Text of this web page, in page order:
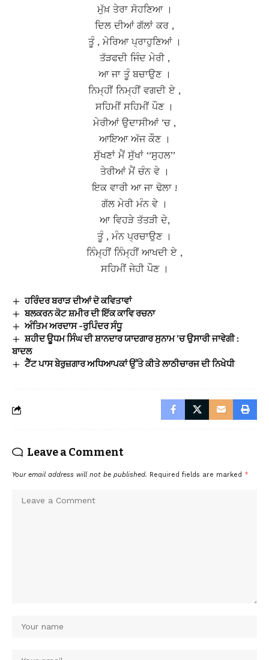
ਮੁੱਖ਼ ਤੇਰਾ ਸੋਹਣਿਆ ।
ਦਿਲ ਦੀਆਂ ਗੱਲਾਂ ਕਰ ,
ਤੂੰ , ਮੇਰਿਆ ਪ੍ਰਾਹੁਣਿਆਂ ।
ਤੱੜਫਦੀ ਜਿੰਦ ਮੇਰੀ ,
ਆ ਜਾ ਤੂੰ ਬਚਾਉਣ ।
ਨਿਮ੍ਹੀਂ ਨਿਮ੍ਹੀਂ ਵਗਦੀ ਏ ,
ਸਹਿਮੀਂ ਸਹਿਮੀਂ ਪੌਣ ।
ਮੇਰੀਆਂ ਉਦਾਸੀਆਂ ’ਚ ,
ਆਇਆ ਅੱਜ ਕੌਣ ।
ਸੁੱਖਣਾਂ ਮੈਂ ਸੁੱਖਾਂ ‘‘ਸੁਹਲ’’
ਤੇਰੀਆਂ ਮੈਂ ਚੰਨ ਵੇ ।
ਇਕ ਵਾਰੀ ਆ ਜਾ ਢੋਲਾ !
ਗੱਲ ਮੇਰੀ ਮੰਨ ਵੇ ।
ਆ ਵਿਹੜੇ ਤੱਤੜੀ ਦੇ,
ਤੂੰ , ਮੰਨ ਪ੍ਰਚਾਉਣ ।
ਨਿੰਮ੍ਹੀਂ ਨਿੰਮ੍ਹੀਂ ਆਖਦੀ ਏ ,
ਸਹਿਮੀਂ ਜੇਹੀ ਪੌਣ ।
ਹਰਿੰਦਰ ਬਰਾੜ ਦੀਆਂ ਦੋ ਕਵਿਤਾਵਾਂ
ਬਲਕਰਨ ਕੋਟ ਸ਼ਮੀਰ ਦੀ ਇੱਕ ਕਾਵਿ ਰਚਨਾ
ਅੰਤਿਮ ਅਰਦਾਸ -ਰੁਪਿੰਦਰ ਸੰਧੂ
ਸ਼ਹੀਦ ਊਧਮ ਸਿੰਘ ਦੀ ਸ਼ਾਨਦਾਰ ਯਾਦਗਾਰ ਸੁਨਾਮ ’ਚ ਉਸਾਰੀ ਜਾਵੇਗੀ :
ਬਾਦਲ
ਟੈੱਟ ਪਾਸ ਬੇਰੁਜ਼ਗਾਰ ਅਧਿਆਪਕਾਂ ਉੱਤੇ ਕੀਤੇ ਲਾਠੀਚਾਰਜ ਦੀ ਨਿਖੇਧੀ
Leave a Comment
Your email address will not be published. Required fields are marked *